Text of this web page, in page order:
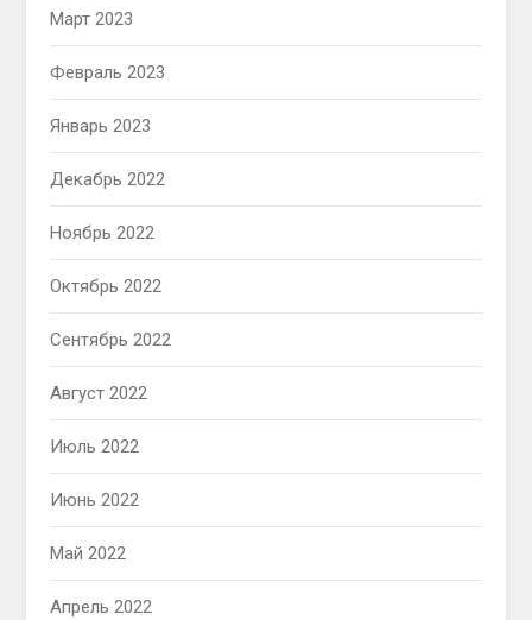
Март 2023
Февраль 2023
Январь 2023
Декабрь 2022
Ноябрь 2022
Октябрь 2022
Сентябрь 2022
Август 2022
Июль 2022
Июнь 2022
Май 2022
Апрель 2022